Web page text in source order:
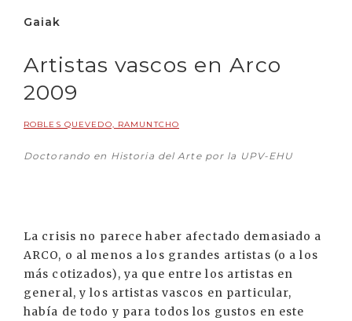
Gaiak
Artistas vascos en Arco
2009
ROBLES QUEVEDO, RAMUNTCHO
Doctorando en Historia del Arte por la UPV-EHU
La crisis no parece haber afectado demasiado a
ARCO, o al menos a los grandes artistas (o a los
más cotizados), ya que entre los artistas en
general, y los artistas vascos en particular,
había de todo y para todos los gustos en este